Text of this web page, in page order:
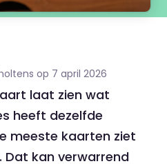
op 7 april 2026
laat zien wat
heeft dezelfde
meeste kaarten ziet
Dat kan verwarrend